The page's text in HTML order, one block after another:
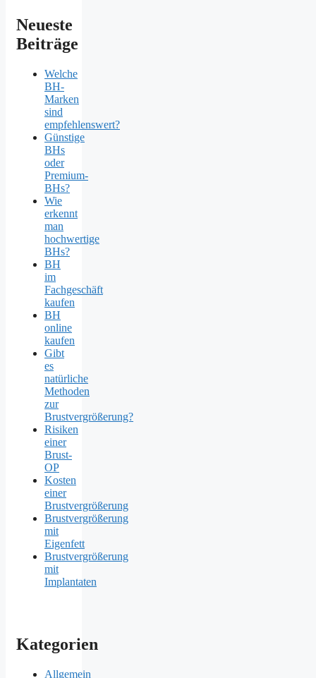
Neueste
Beiträge
Welche
BH-
Marken
sind
empfehlenswert?
Günstige
BHs
oder
Premium-
BHs?
Wie
erkennt
man
hochwertige
BHs?
BH
im
Fachgeschäft
kaufen
BH
online
kaufen
Gibt
es
natürliche
Methoden
zur
Brustvergrößerung?
Risiken
einer
Brust-
OP
Kosten
einer
Brustvergrößerung
Brustvergrößerung
mit
Eigenfett
Brustvergrößerung
mit
Implantaten
Kategorien
Allgemein